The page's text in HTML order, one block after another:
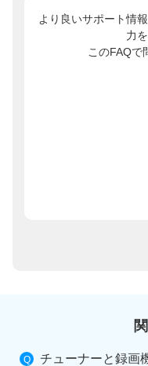
より良いサポート情
力
このFAQで
チューナーと録画